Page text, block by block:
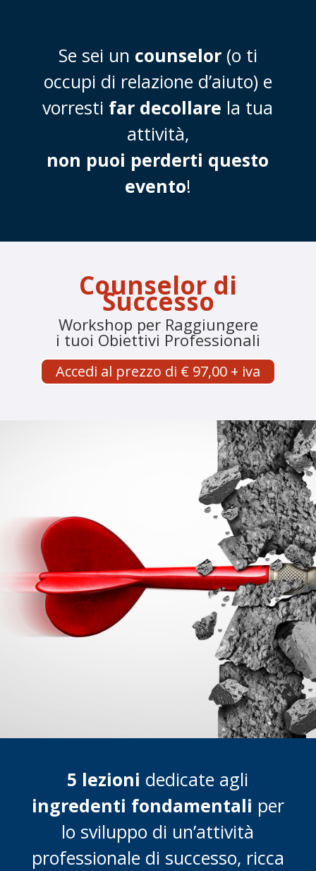
Se sei un counselor(o ti
occupi di relazione d’aiuto) e
vorresti far decollare la tua
attività,
non puoi perderti questo
evento!
Counselor di
Successo
Workshop per Raggiungere
i tuoi Obiettivi Professionali
Accedi al prezzo di € 97,00 + iva
5 lezioni dedicate agli
ingredenti fondamentali per
lo sviluppo di un’attività
professionale di successo, ricca